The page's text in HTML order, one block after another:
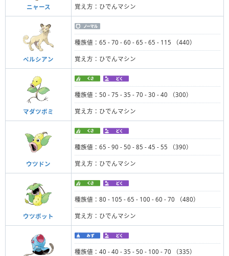
ニャース 覚え方：ひでんマシン
ペルシアン
種族値：65 - 70 - 60 - 65 - 65 - 115 （440）
覚え方：ひでんマシン
マダツボミ
種族値：50 - 75 - 35 - 70 - 30 - 40 （300）
覚え方：ひでんマシン
ウツドン
種族値：65 - 90 - 50 - 85 - 45 - 55 （390）
覚え方：ひでんマシン
ウツボット
種族値：80 - 105 - 65 - 100 - 60 - 70 （480）
覚え方：ひでんマシン
種族値：40 - 40 - 35 - 50 - 100 - 70 （335）